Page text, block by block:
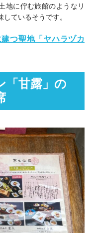
地に佇む旅館のようなリ
ているそうです。
つ聖地「ヤハラヅカ
「甘露」の